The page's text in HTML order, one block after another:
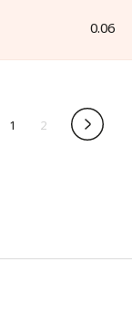
0.06
1 2